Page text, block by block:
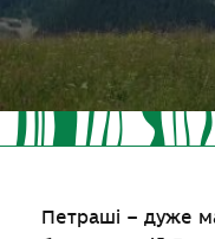
Петраші – дуже